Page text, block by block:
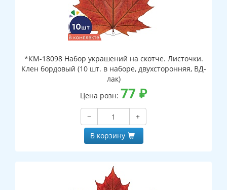
*КМ-18098 Набор украшений на скотче. Листочки.
Клен бордовый (10 шт. в наборе, двухсторонняя, ВД-
лак)
Цена розн: 77 ₽
−
+
В корзину